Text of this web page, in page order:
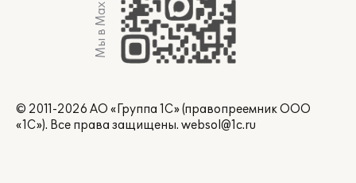
Мы в Max
© 2011-2026 АО «Группа 1С» (правопреемник ООО
«1С»). Все права защищены. websol@1c.ru